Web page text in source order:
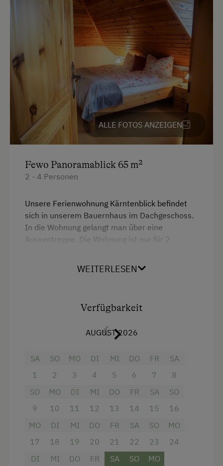
Küchenausstattung
Kühlschrank
Neubau
Stockbett
Doppelbett (Kingsize)
Einzelbett
ALLE FOTOS ANZEIGEN
Fewo Panoramablick 65 m²
2 - 4 Personen
Unsere Ferienwohnung Kärntenblick befindet
sich in unserem Bauernhaus im Dachgeschoss.
In die Wohnung gelangt man über eine
Aussentreppe. Die Wohnung ist nur für 2
Mansardenwohnung ist mit Kieferholzmöbel
gemütlich eingerichtet und besteht aus Küche,
eine Treppe. Das Kinderzimmer befindet sich
"Heidizimmer" benannt. 65 m²
Radio
Aussicht auf eine Berglandschaft
Backofen
Balkon/Terrasse
WEITERLESEN
Verfügbarkeit
AUGUST 2026
SA
1
SO
2
MO
3
DI
4
MI
5
DO
6
FR
7
SA
8
SO
9
MO
10
DI
11
MI
12
DO
13
FR
14
SA
15
SO
16
MO
17
DI
18
MI
19
DO
20
FR
21
SA
22
SO
23
MO
24
DI
MI
DO
FR
SA
SO
MO